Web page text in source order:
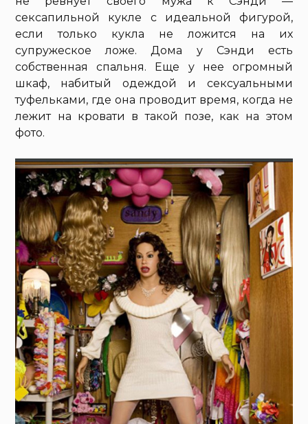
сексапильной кукле с идеальной фигурой,
если только кукла не ложится на их
супружеское ложе. Дома у Сэнди есть
собственная спальня. Еще у нее огромный
шкаф, набитый одеждой и сексуальными
туфельками, где она проводит время, когда не
лежит на кровати в такой позе, как на этом
фото.